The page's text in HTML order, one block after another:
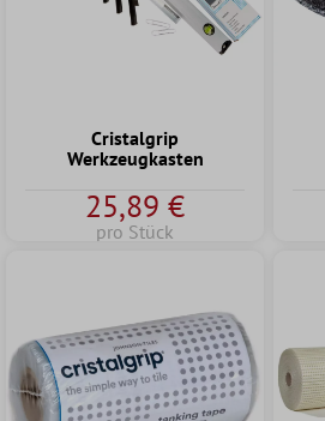
Cristalgrip
Werkzeugkasten
25,89 €
pro Stück